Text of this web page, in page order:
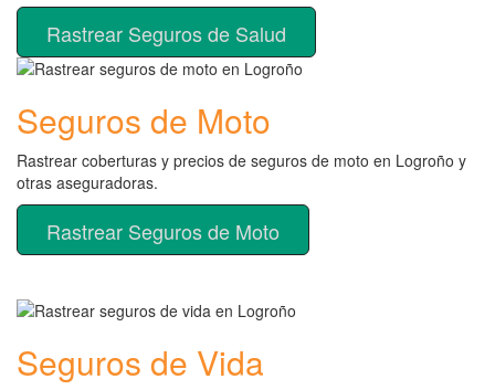
Rastrear Seguros de Salud
Seguros de Moto
Rastrear coberturas y precios de seguros de moto en Logroño y
otras aseguradoras.
Rastrear Seguros de Moto
Seguros de Vida